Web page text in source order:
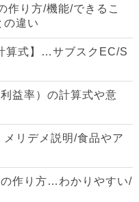
作り方/機能/できるこ
違い
算式】…サブスクEC/S
益率）の計算式や意
リデメ説明/食品やア
作り方…わかりやすい/